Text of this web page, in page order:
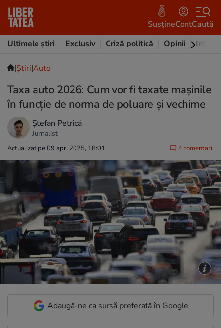
SusțineContCaută
Ultimele știri
Exclusiv Criză politică Opinii
|Ştiri|Auto
Taxa auto 2026: Cum vor fi taxate mașinile
în funcție de norma de poluare și vechime
Ștefan Petrică
Jurnalist
Actualizat pe 09 apr. 2025, 18:01 4 comentarii
Adaugă-ne ca sursă preferată în Google